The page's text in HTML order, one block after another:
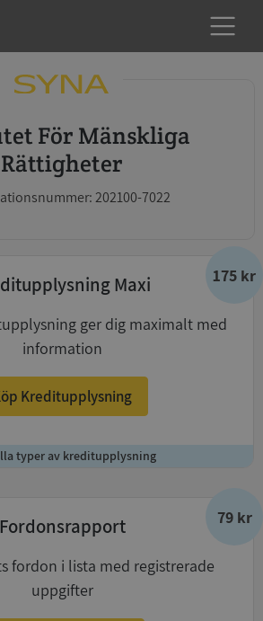
Rättigheter
202100-7022
175 kr
Maxi
ger dig maximalt med
information
Kreditupplysning
typer av kreditupplysning
79 kr
Fordonsrapport
fordon i lista med registrerade
uppgifter